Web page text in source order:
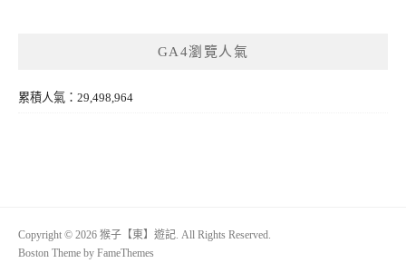
GA4瀏覽人氣
累積人氣：29,498,964
Copyright © 2026 猴子【東】遊記. All Rights Reserved.
Boston Theme by FameThemes